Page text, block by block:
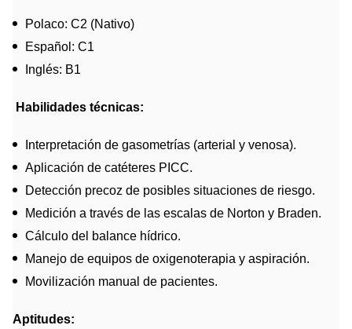
Polaco: C2 (Nativo)
Español: C1
Inglés: B1
Habilidades técnicas:
Interpretación de gasometrías (arterial y venosa).
Aplicación de catéteres PICC.
Detección precoz de posibles situaciones de riesgo.
Medición a través de las escalas de Norton y Braden.
Cálculo del balance hídrico.
Manejo de equipos de oxigenoterapia y aspiración.
Movilización manual de pacientes.
Aptitudes: